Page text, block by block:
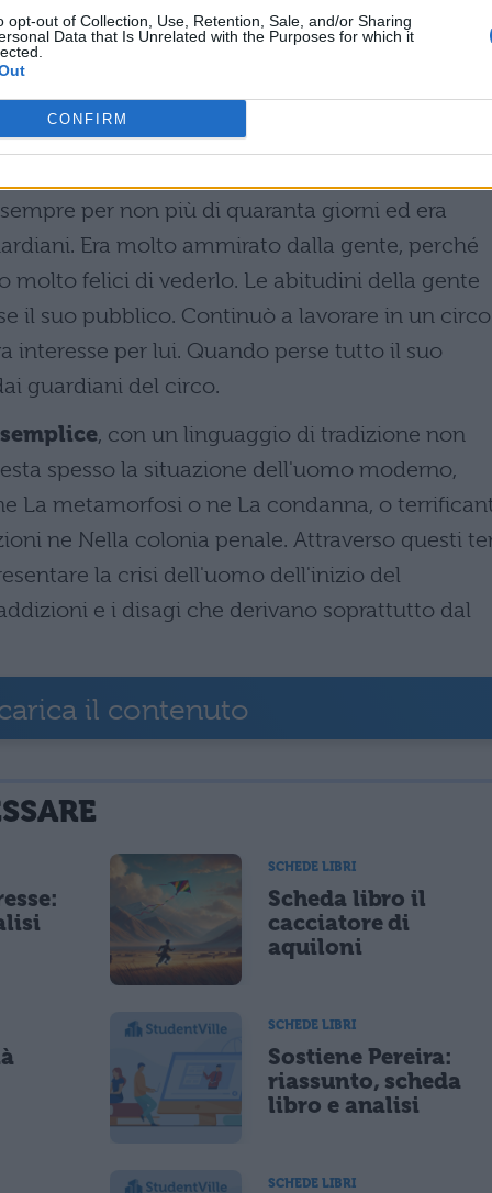
opt-out of Collection, Use, Retention, Sale, and/or Sharing
Data that Is Unrelated with the Purposes for which it
CONFIRM
fossa. l'ufficiale tentava di persuadere
sistema d esecuzione, ma egli si rifiutò.
che stava subendo la tortura e si auto
per non più di quaranta giorni ed era
Era molto ammirato dalla gente, perché
molto felici di vederlo. Le abitudini della gente
il suo pubblico. Continuò a lavorare in un circo
interesse per lui. Quando perse tutto il suo
guardiani del circo.
, con un linguaggio di tradizione non
spesso la situazione dell'uomo moderno,
La metamorfosi o ne La condanna, o
ne Nella colonia penale. Attraverso questi
la crisi dell'uomo dell'inizio del
e i disagi che derivano soprattutto dal
il contenuto
SCHEDE LIBRI
Scheda libro il
cacciatore di
aquiloni
SCHEDE LIBRI
Sostiene Pereira:
riassunto, scheda
libro e analisi
SCHEDE LIBRI